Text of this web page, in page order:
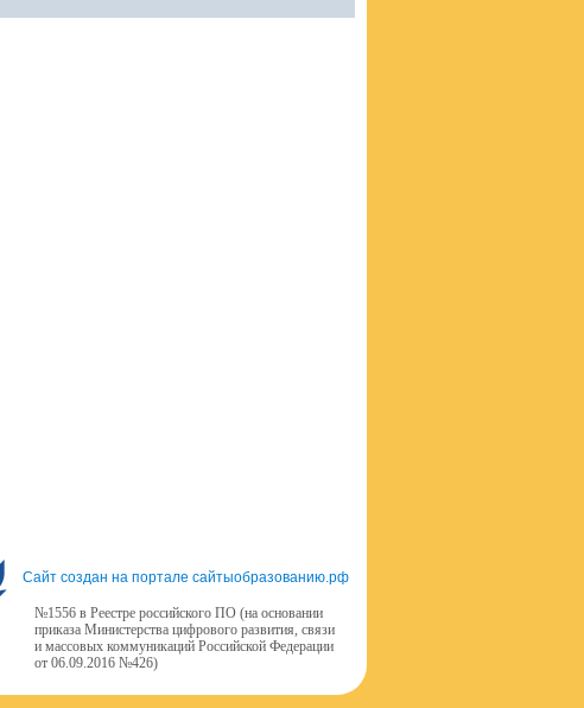
Сайт создан на портале сайтыобразованию.рф
№1556 в Реестре российского ПО (на основании
приказа Министерства цифрового развития, связи
и массовых коммуникаций Российской Федерации
от 06.09.2016 №426)